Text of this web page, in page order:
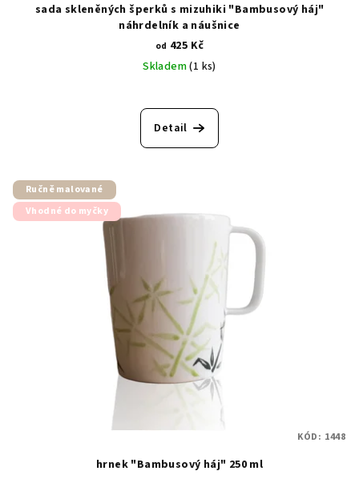
sada skleněných šperků s mizuhiki "Bambusový háj"
náhrdelník a náušnice
od 425 Kč
Skladem(1 ks)
Detail
Ručně malované
Vhodné do myčky
hrnek "Bambusový háj" 250 ml
KÓD: 1448